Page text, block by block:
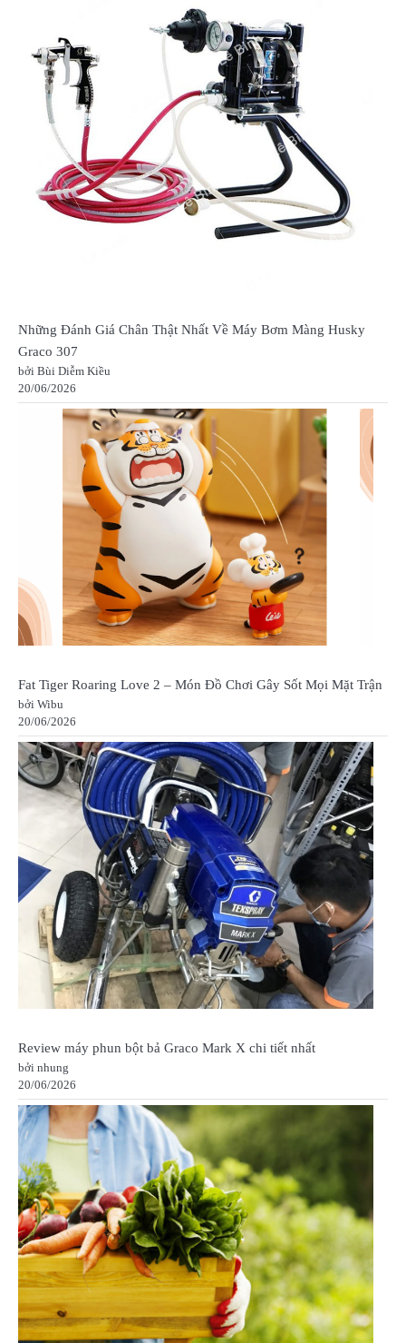
Những Đánh Giá Chân Thật Nhất Về Máy Bơm Màng Husky
Graco 307
bởi Bùi Diễm Kiều
20/06/2026
Fat Tiger Roaring Love 2 – Món Đồ Chơi Gây Sốt Mọi Mặt Trận
bởi Wibu
20/06/2026
Review máy phun bột bả Graco Mark X chi tiết nhất
bởi nhung
20/06/2026